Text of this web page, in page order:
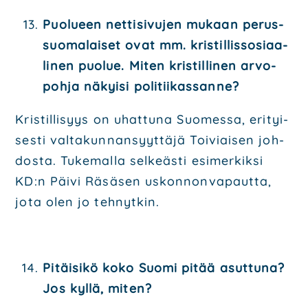
Puo­lu­een net­ti­si­vu­jen mukaan perus­
suo­ma­lai­set ovat mm. kris­til­lis­so­si­aa­
li­nen puo­lue. Miten kris­til­li­nen arvo­
poh­ja näkyi­si poli­tii­kas­san­ne?
Kris­til­li­syys on uhat­tu­na Suo­mes­sa, eri­tyi­
ses­ti val­ta­kun­nan­syyt­tä­jä Toi­viai­sen joh­
dos­ta. Tuke­mal­la sel­keäs­ti esi­mer­kik­si
KD:n Päi­vi Räsä­sen uskon­non­va­paut­ta,
jota olen jo teh­nyt­kin.
Pitäi­si­kö koko Suo­mi pitää asut­tu­na?
Jos kyl­lä, miten?